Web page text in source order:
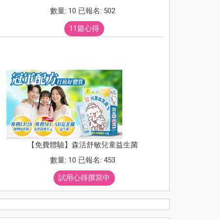
數量: 10 已報名: 502
11篇心得
【免費體驗】森活舒敏兒童益生菌
數量: 10 已報名: 453
試用心得撰寫中